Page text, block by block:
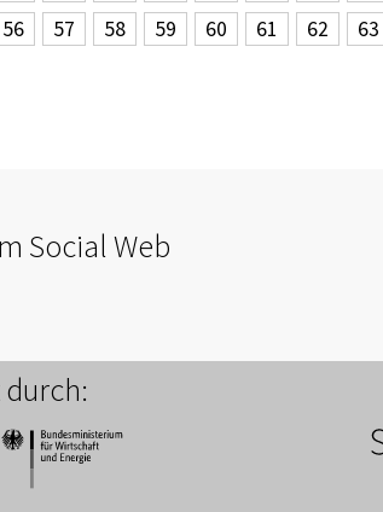
56 57 58 59 60 61 62 63
Social Web